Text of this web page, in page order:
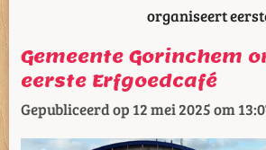
organiseert
Gemeente Gorinchem
eerste Erfgoedcafé
Gepubliceerd op 12 mei 2025 om